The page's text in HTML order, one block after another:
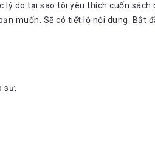
lý do tại sao tôi yêu thích cuốn sách
muốn. Sẽ có tiết lộ nội dung. Bắt
sư,